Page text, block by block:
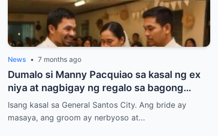
News • 7 months ago
Dumalo si Manny Pacquiao sa kasal ng ex
niya at nagbigay ng regalo sa bagong
kasal.
Isang kasal sa General Santos City. Ang bride ay
masaya, ang groom ay nerbyoso at…